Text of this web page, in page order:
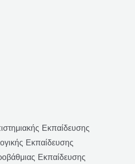
Εκπαίδευσης
Εκπαίδευσης
Εκπαίδευσης